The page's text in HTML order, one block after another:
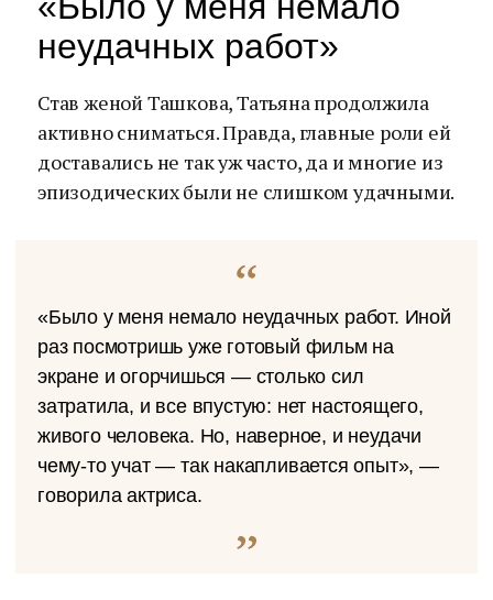
неудачных работ»
Став женой Ташкова, Татьяна продолжила
активно сниматься. Правда, главные роли ей
доставались не так уж часто, да и многие из
эпизодических были не слишком удачными.
«Было у меня немало неудачных работ. Иной
раз посмотришь уже готовый фильм на
экране и огорчишься — столько сил
затратила, и все впустую: нет настоящего,
живого человека. Но, наверное, и неудачи
чему-то учат — так накапливается опыт», —
говорила актриса.